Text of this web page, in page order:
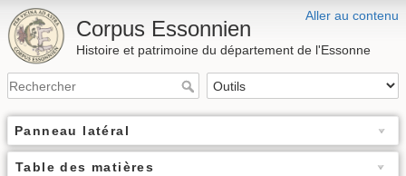
Aller au contenu
Corpus Essonnien
Histoire et patrimoine du département de l'Essonne
Panneau latéral
Table des matières